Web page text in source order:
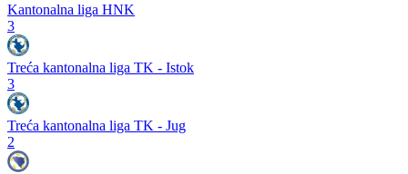
Kantonalna liga HNK
3
Treća kantonalna liga TK - Istok
3
Treća kantonalna liga TK - Jug
2